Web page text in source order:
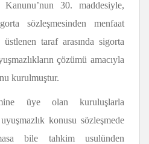
Kanunu’nun 30. maddesiyle,
sözleşmesinden menfaat
taraf arasında sigorta
çözümü amacıyla
kurulmuştur.
üye olan kuruluşlarla
konusu sözleşmede
bile tahkim usulünden